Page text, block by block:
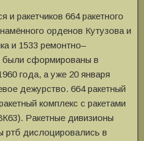
и ракетчиков 664 ракетного
орденов Кутузова и
и 1533 ремонтно–
были сформированы в
года, а уже 20 января
дежурство. 664 ракетный
комплекс с ракетами
Ракетные дивизионы
ртб дислоцировались в